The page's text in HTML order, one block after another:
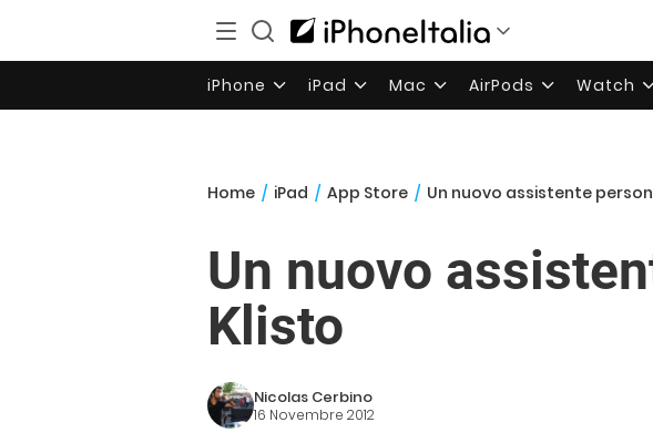
iPhone iPad Mac AirPods Watch
Home / iPad / App Store / Un nuovo assistente
Un nuovo
Klisto
Nicolas Cerbino
16 Novembre 2012